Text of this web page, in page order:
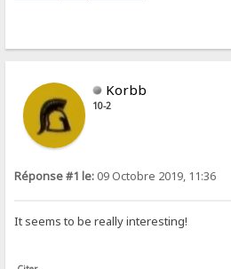
Korbb
10-2
Réponse #1 le: 09 Octobre 2019, 11:36
It seems to be really interesting!